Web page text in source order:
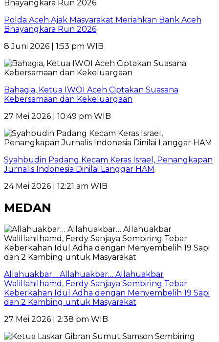
Polda Aceh Ajak Masyarakat Meriahkan Bank Aceh
Bhayangkara Run 2026
8 Juni 2026 | 1:53 pm WIB
Bahagia, Ketua IWOI Aceh Ciptakan Suasana
Kebersamaan dan Kekeluargaan
27 Mei 2026 | 10:49 pm WIB
Syahbudin Padang Kecam Keras Israel, Penangkapan
Jurnalis Indonesia Dinilai Langgar HAM
24 Mei 2026 | 12:21 am WIB
MEDAN
Allahuakbar… Allahuakbar… Allahuakbar
Walillahilhamd, Ferdy Sanjaya Sembiring Tebar
Keberkahan Idul Adha dengan Menyembelih 19 Sapi
dan 2 Kambing untuk Masyarakat
27 Mei 2026 | 2:38 pm WIB